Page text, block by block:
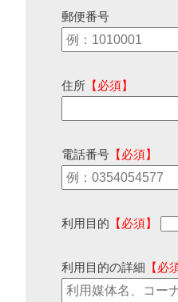
郵便番号
住所 【必須】
電話番号 【必須】
利用目的 【必須】
利用目的の詳細 【必